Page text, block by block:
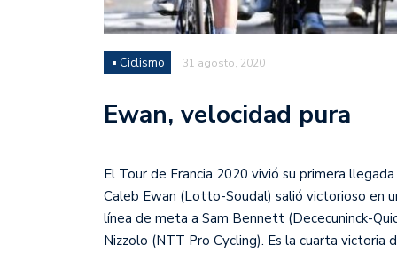
Lista de la selección
Sudamericana
▪ Ciclismo 31 agosto, 2020
Ewan, velocidad pura
El Tour de Francia 2020 vivió su primera
Caleb Ewan (Lotto-Soudal) salió victorioso en
línea de meta a Sam Bennett (Dececuninck-
Nizzolo (NTT Pro Cycling). Es la cuarta victoria